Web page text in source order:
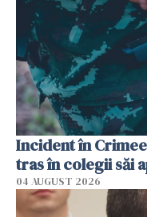
Incident în
tras în colegii săi
04 AUGUST 2026